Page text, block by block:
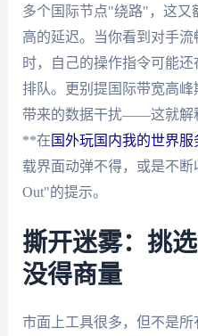
多个国际节点"绕路"，这又
高的延迟。当你看到对手
时，自己的操作指令可能
排队。更别提国际带宽高
带来的数据干扰——这就解
**在 国外玩国内我的世界
载界面动弹不得，或是不断
Out"的提示。
撕开迷雾：挑
没得商量
市面上工具很多，但不是